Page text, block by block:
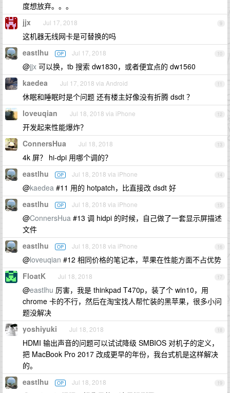
度想放弃。。。
9
jjx Jul 17, 2018
这机器无线网卡是可替换的吗
10
eastlhu OP Jul 17, 2018
@jjx 可以换，tb 搜索 dw1830，或者便宜点的 dw1560
11
kaedea Jul 17, 2018 via Android
休眠和睡眠时是个问题 还有楼主好像没有折腾 dsdt ？
12
loveuqian Jul 18, 2018 via iPhone
开发起来性能爆炸？
13
ConnersHua Jul 18, 2018
4k 屏？ hi-dpi 用哪个调的？
14
eastlhu OP Jul 18, 2018 via iPhone
@kaedea #11 用的 hotpatch，比直接改 dsdt 好
15
eastlhu OP Jul 18, 2018 via iPhone
@ConnersHua #13 调 hidpi 的时候，自己做了一套显示屏描述
文件
16
eastlhu OP Jul 18, 2018 via iPhone
@loveuqian #12 相同价格的笔记本，苹果在性能方面不占优势
17
FloatK Jul 18, 2018
@eastlhu 厉害，我是 thinkpad T470p，装了个 win10，用
chrome 卡的不行，然后在淘宝找人帮忙装的黑苹果，很多小问
题没解决
18
yoshiyuki Jul 18, 2018
HDMI 输出声音的问题可以试试降级 SMBIOS 对机子的定义，
把 MacBook Pro 2017 改成更早的年份，我台式机是这样解决
的。
19
eastlhu OP Jul 18, 2018